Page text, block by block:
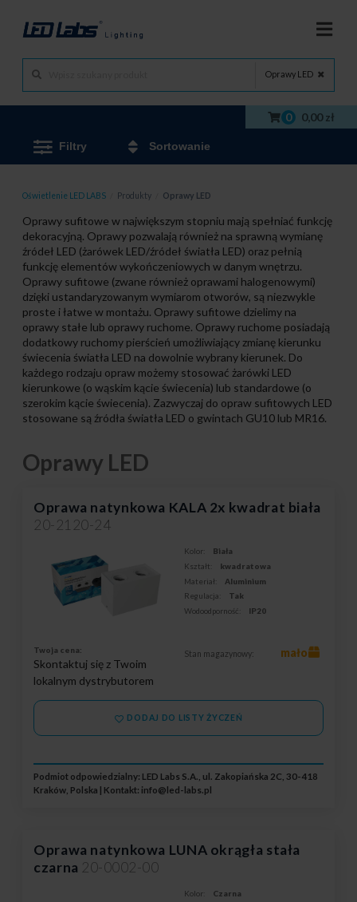
Oprawy LED
0 0,00 zł
Filtry Sortowanie
Oświetlenie LED LABS Produkty Oprawy LED
Oprawy sufitowe w największym stopniu mają spełniać funkcję
dekoracyjną. Oprawy pozwalają również na sprawną wymianę
źródeł LED (żarówek LED/źródeł światła LED) oraz pełnią
funkcję elementów wykończeniowych w danym wnętrzu.
Oprawy sufitowe (zwane również oprawami halogenowymi)
dzięki ustandaryzowanym wymiarom otworów, są niezwykle
proste i łatwe w montażu. Oprawy sufitowe dzielimy na
oprawy stałe lub oprawy ruchome. Oprawy ruchome posiadają
dodatkowy ruchomy pierścień umożliwiający zmianę kierunku
świecenia światła LED na dowolnie wybrany kierunek. Do
każdego rodzaju opraw możemy stosować żarówki LED
kierunkowe (o wąskim kącie świecenia) lub standardowe (o
szerokim kącie świecenia). Zazwyczaj do opraw sufitowych LED
stosowane są źródła światła LED o gwintach GU10 lub MR16.
Oprawy LED
Oprawa natynkowa KALA 2x kwadrat biała
20-2120-24
Kolor:
Biała
Kształt:
kwadratowa
Materiał:
Aluminium
Regulacja:
Tak
Wodoodporność:
IP20
Twoja cena:
Skontaktuj się z Twoim
lokalnym dystrybutorem
Stan magazynowy: mało
DODAJ DO LISTY ŻYCZEŃ
Podmiot odpowiedzialny: LED Labs S.A., ul. Zakopiańska 2C, 30-418
Kraków, Polska | Kontakt: info@led-labs.pl
Oprawa natynkowa LUNA okrągła stała
czarna 20-0002-00
Kolor:
Czarna